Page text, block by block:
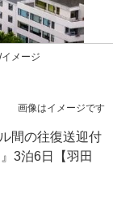
メージ
画像はイメージです
間の往復送迎付
3泊6日【羽田